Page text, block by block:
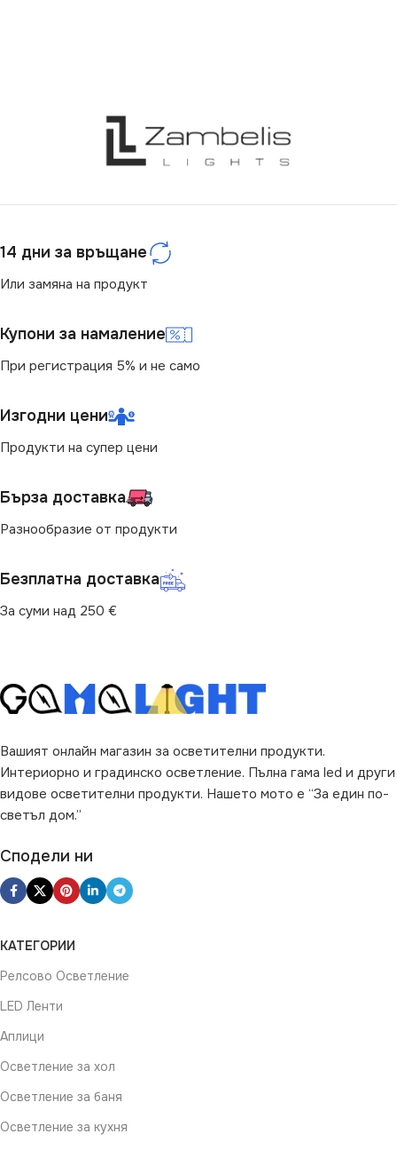
14 дни за връщане
Или замяна на продукт
Купони за намаление
При регистрация 5% и не само
Изгодни цени
Продукти на супер цени
Бърза доставка
Разнообразие от продукти
Безплатна доставка
За суми над 250 €
Вашият онлайн магазин за осветителни продукти.
Интериорно и градинско осветление. Пълна гама led и други
видове осветителни продукти. Нашето мото е “За един по-
светъл дом.”
Сподели ни
КАТЕГОРИИ
Релсово Осветление
LED Ленти
Аплици
Осветление за хол
Осветление за баня
Осветление за кухня